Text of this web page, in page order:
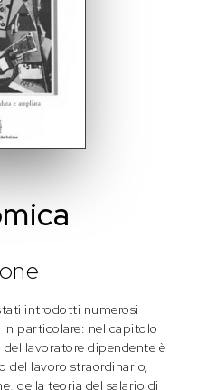
introdotti numerosi
particolare: nel capitolo
lavoratore dipendente è
del lavoro straordinario,
della teoria del salario di